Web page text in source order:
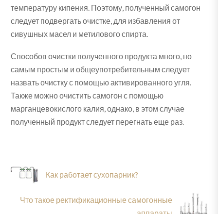
температуру кипения. Поэтому, полученный самогон
следует подвергать очистке, для избавления от
сивушных масел и метилового спирта.
Способов очистки полученного продукта много, но
самым простым и общеупотребительным следует
назвать очистку с помощью активированного угля.
Также можно очистить самогон с помощью
марганцевокислого калия, однако, в этом случае
полученный продукт следует перегнать еще раз.
Как работает сухопарник?
Что такое ректификационные самогонные